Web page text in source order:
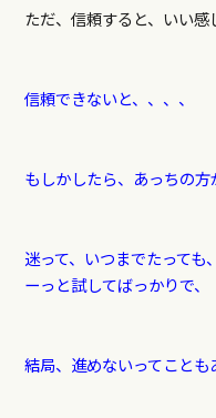
ただ、信頼すると、いい感
信頼できないと、、、、
もしかしたら、あっちの方
迷って、いつまでたって
ーっと試してばっかりで、
結局、進めないってことも